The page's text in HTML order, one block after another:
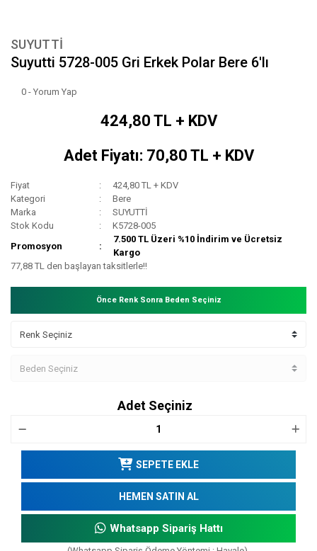
SUYUTTİ
Suyutti 5728-005 Gri Erkek Polar Bere 6'lı
0 - Yorum Yap
424,80 TL + KDV
Adet Fiyatı: 70,80 TL + KDV
Fiyat
424,80 TL + KDV
Kategori
Bere
Marka
SUYUTTİ
Stok Kodu
K5728-005
Promosyon
7.500 TL Üzeri %10 İndirim ve Ücretsiz
Kargo
77,88 TL den başlayan taksitlerle!!
Önce Renk Sonra Beden Seçiniz
Adet Seçiniz
SEPETE EKLE
HEMEN SATIN AL
Whatsapp Sipariş Hattı